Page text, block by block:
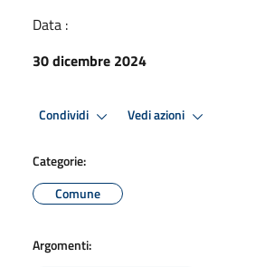
Data :
30 dicembre 2024
Condividi Vedi azioni
Categorie:
Comune
Argomenti: